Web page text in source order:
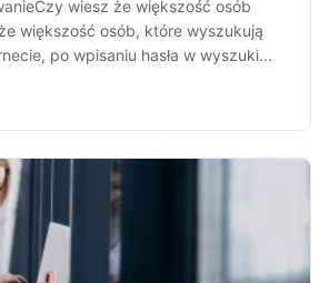
wiesz że większość osób
większość osób, które wyszukują
po wpisaniu hasła w wyszuki...